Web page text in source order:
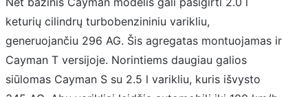
keturių cilindrų turbobenzininiu varikliu,
generuojančiu 296 AG. Šis agregatas montuojamas ir
Cayman T versijoje. Norintiems daugiau galios
siūlomas Cayman S su 2.5 l varikliu, kuris išvysto